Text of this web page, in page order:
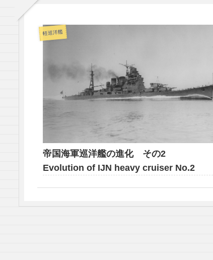
軽巡洋艦
帝国海軍巡洋艦の進化 その2
Evolution of IJN heavy cruiser No.2